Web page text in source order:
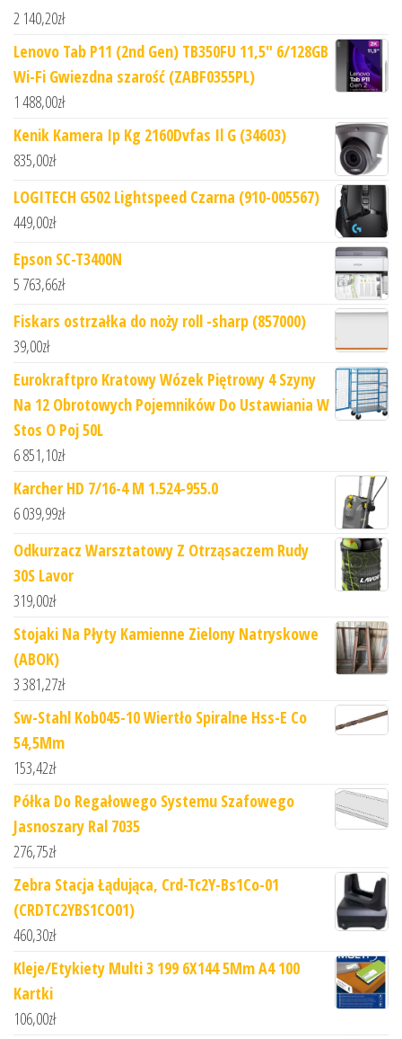
2 140,20zł
Lenovo Tab P11 (2nd Gen) TB350FU 11,5" 6/128GB
Wi-Fi Gwiezdna szarość (ZABF0355PL)
1 488,00zł
Kenik Kamera Ip Kg 2160Dvfas Il G (34603)
835,00zł
LOGITECH G502 Lightspeed Czarna (910-005567)
449,00zł
Epson SC-T3400N
5 763,66zł
Fiskars ostrzałka do noży roll -sharp (857000)
39,00zł
Eurokraftpro Kratowy Wózek Piętrowy 4 Szyny
Na 12 Obrotowych Pojemników Do Ustawiania W
Stos O Poj 50L
6 851,10zł
Karcher HD 7/16-4 M 1.524-955.0
6 039,99zł
Odkurzacz Warsztatowy Z Otrząsaczem Rudy
30S Lavor
319,00zł
Stojaki Na Płyty Kamienne Zielony Natryskowe
(ABOK)
3 381,27zł
Sw-Stahl Kob045-10 Wiertło Spiralne Hss-E Co
54,5Mm
153,42zł
Półka Do Regałowego Systemu Szafowego
Jasnoszary Ral 7035
276,75zł
Zebra Stacja Łądująca, Crd-Tc2Y-Bs1Co-01
(CRDTC2YBS1CO01)
460,30zł
Kleje/Etykiety Multi 3 199 6X144 5Mm A4 100
Kartki
106,00zł